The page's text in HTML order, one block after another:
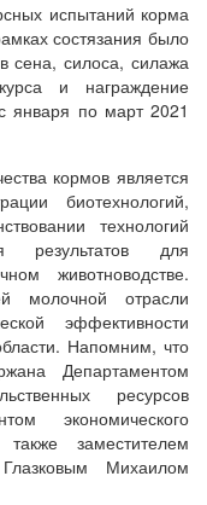
испытаний корма
состязания было
сена, силоса, силажа
и награждение
января по март 2021
кормов является
биотехнологий,
технологий
результатов для
животноводстве.
молочной отрасли
эффективности
Напомним, что
Департаментом
ресурсов
экономического
заместителем
Михаилом